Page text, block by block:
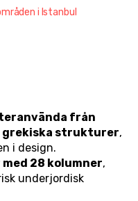
i Istanbul
från
grekiska strukturer,
i design.
med 28 kolumner,
underjordisk